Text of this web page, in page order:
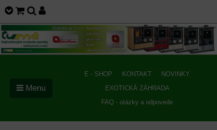
E - SHOP KONTAKT
NOVINKY
EXOTICKÁ ZÁHRADA
FAQ - otázky a odpovede
Menu